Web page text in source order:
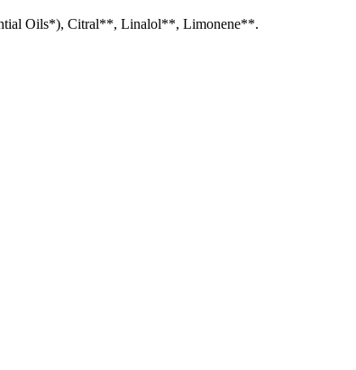
Oils*), Citral**, Linalol**, Limonene**.